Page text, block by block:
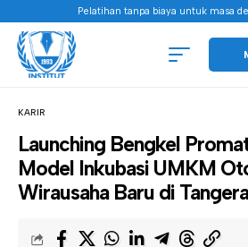
Pelatihan tanpa biaya untuk masa
KARIR
Launching Bengkel
Model Inkubasi UMKM
Wirausaha Baru di